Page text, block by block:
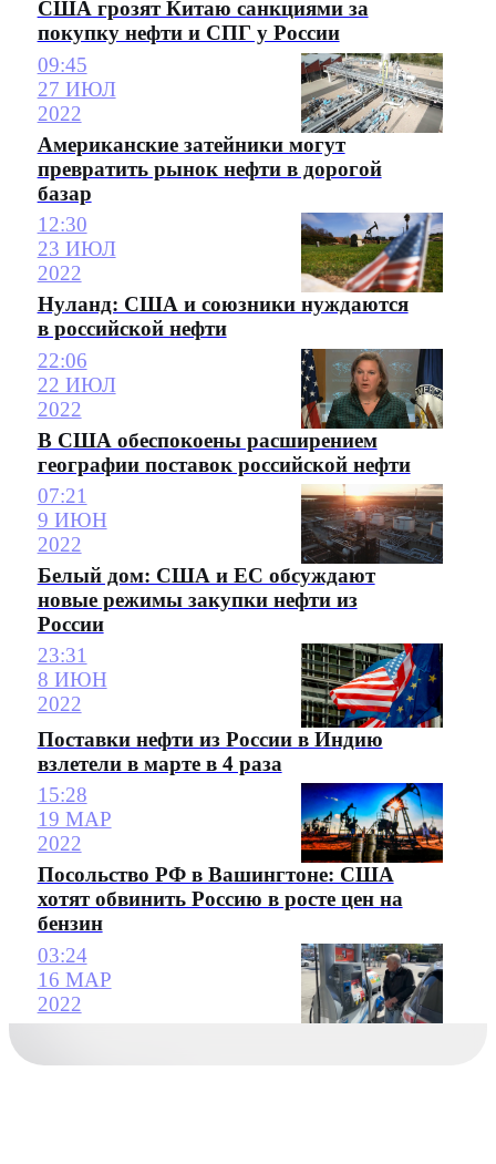
США грозят Китаю санкциями за
покупку нефти и СПГ у России
09:45
27 ИЮЛ
2022
Американские затейники могут
превратить рынок нефти в дорогой
базар
12:30
23 ИЮЛ
2022
Нуланд: США и союзники нуждаются
в российской нефти
22:06
22 ИЮЛ
2022
В США обеспокоены расширением
географии поставок российской нефти
07:21
9 ИЮН
2022
Белый дом: США и ЕС обсуждают
новые режимы закупки нефти из
России
23:31
8 ИЮН
2022
Поставки нефти из России в Индию
взлетели в марте в 4 раза
15:28
19 МАР
2022
Посольство РФ в Вашингтоне: США
хотят обвинить Россию в росте цен на
бензин
03:24
16 МАР
2022